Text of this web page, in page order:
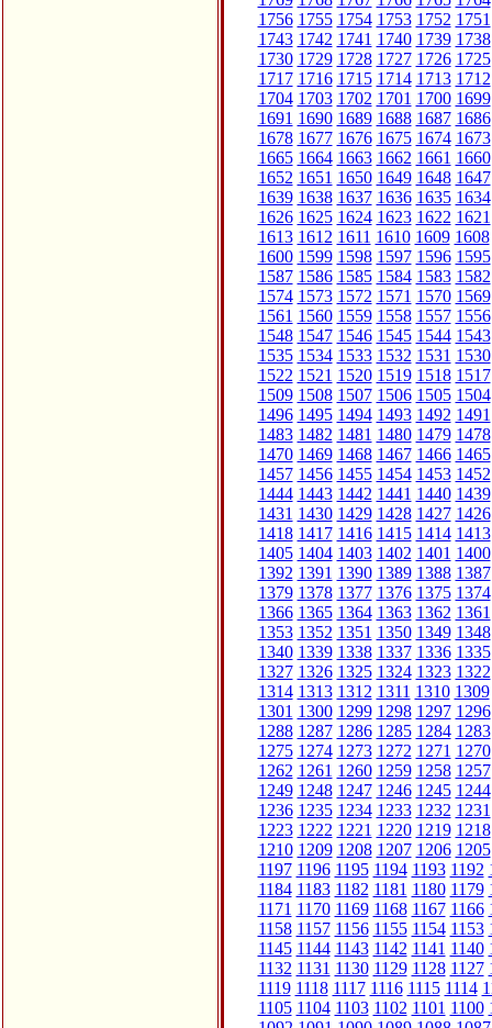
1756 1755 1754 1753 1752 1751
1743 1742 1741 1740 1739 1738
1730 1729 1728 1727 1726 1725
1717 1716 1715 1714 1713 1712
1704 1703 1702 1701 1700 1699
1691 1690 1689 1688 1687 1686
1678 1677 1676 1675 1674 1673
1665 1664 1663 1662 1661 1660
1652 1651 1650 1649 1648 1647
1639 1638 1637 1636 1635 1634
1626 1625 1624 1623 1622 1621
1613 1612 1611 1610 1609 1608
1600 1599 1598 1597 1596 1595
1587 1586 1585 1584 1583 1582
1574 1573 1572 1571 1570 1569
1561 1560 1559 1558 1557 1556
1548 1547 1546 1545 1544 1543
1535 1534 1533 1532 1531 1530
1522 1521 1520 1519 1518 1517
1509 1508 1507 1506 1505 1504
1496 1495 1494 1493 1492 1491
1483 1482 1481 1480 1479 1478
1470 1469 1468 1467 1466 1465
1457 1456 1455 1454 1453 1452
1444 1443 1442 1441 1440 1439
1431 1430 1429 1428 1427 1426
1418 1417 1416 1415 1414 1413
1405 1404 1403 1402 1401 1400
1392 1391 1390 1389 1388 1387
1379 1378 1377 1376 1375 1374
1366 1365 1364 1363 1362 1361
1353 1352 1351 1350 1349 1348
1340 1339 1338 1337 1336 1335
1327 1326 1325 1324 1323 1322
1314 1313 1312 1311 1310 1309
1301 1300 1299 1298 1297 1296
1288 1287 1286 1285 1284 1283
1275 1274 1273 1272 1271 1270
1262 1261 1260 1259 1258 1257
1249 1248 1247 1246 1245 1244
1236 1235 1234 1233 1232 1231
1223 1222 1221 1220 1219 1218
1210 1209 1208 1207 1206 1205
1197 1196 1195 1194 1193 1192
1184 1183 1182 1181 1180 1179
1171 1170 1169 1168 1167 1166
1158 1157 1156 1155 1154 1153
1145 1144 1143 1142 1141 1140
1132 1131 1130 1129 1128 1127
1119 1118 1117 1116 1115 1114
1105 1104 1103 1102 1101 1100